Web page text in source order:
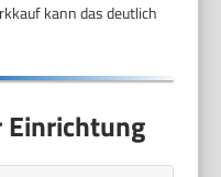
kann das deutlich
Einrichtung